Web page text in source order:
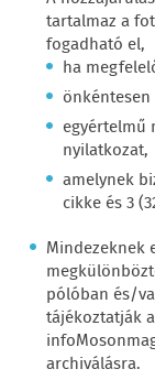
tartalmaz a
fogadható el,
ha
önkéntesen
egyértelmű
nyilatkozat,
amelynek
cikke és 3
Mindezeknek
pólóban és/
tájékoztatják
archiválásra.